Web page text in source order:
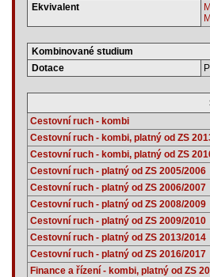
Ekvivalent
Kombinované studium
Dotace
Cestovní ruch - kombi
Cestovní ruch - kombi, platný od ZS
Cestovní ruch - kombi, platný od ZS
Cestovní ruch - platný od ZS 2005/2006
Cestovní ruch - platný od ZS 2006/2007
Cestovní ruch - platný od ZS 2008/2009
Cestovní ruch - platný od ZS 2009/2010
Cestovní ruch - platný od ZS 2013/2014
Cestovní ruch - platný od ZS 2016/2017
Finance a řízení - kombi, platný od ZS